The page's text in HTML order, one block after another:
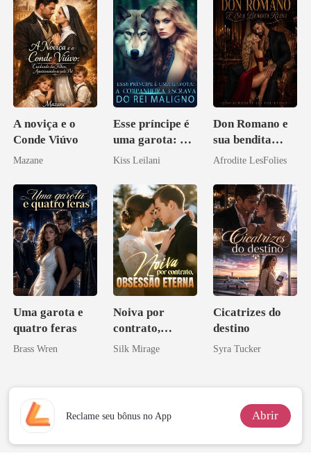
A noviça e o
Conde Viúvo
Mazane
Esse príncipe é
uma garota: A
companheira
maligno
Kiss Leilani
Don Romano e
sua bendita
ruína
Afrodite LesFolies
Uma garota e
quatro feras
Brass Wren
Noiva por
contrato,
obsessão eterna
Silk Mirage
Cicatrizes do
destino
Syra Tucker
Reclame seu bônus no App Abrir